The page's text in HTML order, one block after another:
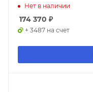
Нет в наличии
174 370 ₽
+ 3487 на счет